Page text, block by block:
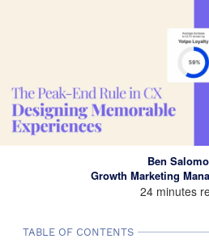
Ben
Growth Marketing
24 minutes
TABLE OF CONTENTS